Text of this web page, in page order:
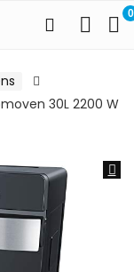
0
30L 2200 W